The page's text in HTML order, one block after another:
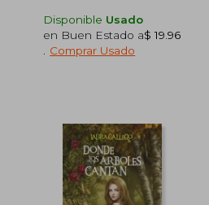
Disponible Usado
en Buen Estado a$ 19.96
Comprar Usado